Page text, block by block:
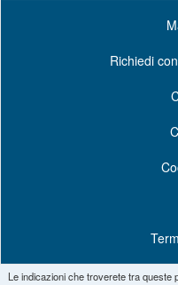
Richiedi
Le indicazioni che troverete tra queste